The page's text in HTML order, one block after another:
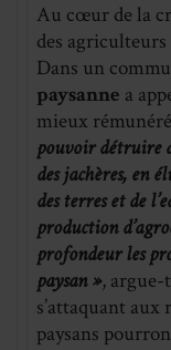
Au cœur de la
des
Dans un
paysanne a
mieux
pouvoir détruire
des jachères, en
des terres et de
production
profondeur les
paysan »,
s’attaquant
paysans